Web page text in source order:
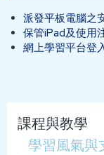
派發平板電腦之
保管iPad及使用
網上學習平台登
Main
navigation
課程與教學
學習風氣與